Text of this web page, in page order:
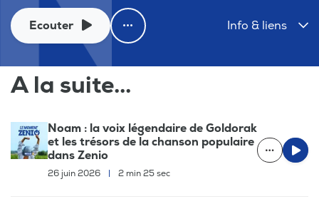
Ecouter Info & liens
A la suite...
Noam : la voix légendaire de Goldorak
et les trésors de la chanson populaire
dans Zenio
26 juin 2026 | 2 min 25 sec